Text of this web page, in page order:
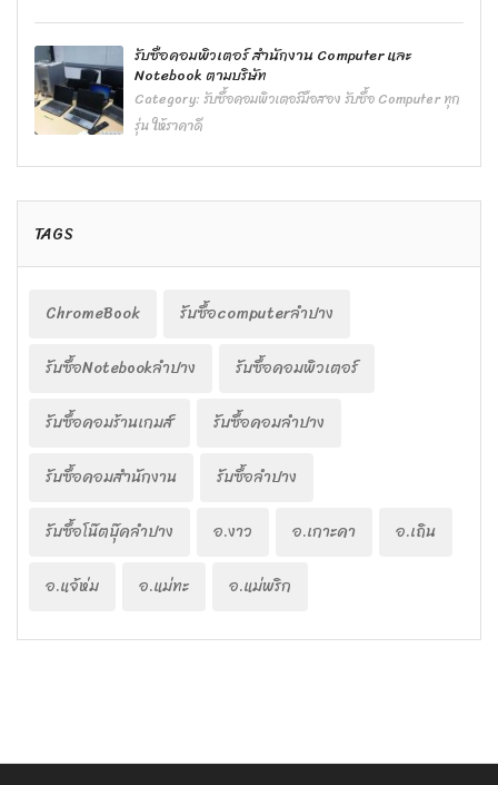
รับซื้อคอมพิวเตอร์ สำนักงาน Computer และ
Notebook ตามบริษัท
Category:รับซื้อคอมพิวเตอร์มือสอง รับซื้อ Computer ทุก
รุ่น ให้ราคาดี
TAGS
ChromeBook
รับซื้อcomputerลำปาง
รับซื้อNotebookลำปาง
รับซื้อคอมพิวเตอร์
รับซื้อคอมร้านเกมส์
รับซื้อคอมลำปาง
รับซื้อคอมสำนักงาน
รับซื้อลำปาง
รับซื้อโน๊ตบุ๊คลำปาง
อ.งาว อ.เกาะคา
อ.เถิน
อ.แจ้ห่ม
อ.แม่ทะ อ.แม่พริก